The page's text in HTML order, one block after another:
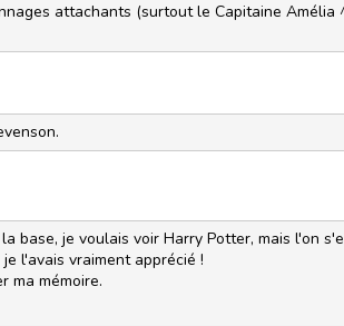
attachants (surtout le Capitaine Amélia
base, je voulais voir Harry Potter, mais l'on
l'avais vraiment apprécié !
ma mémoire.